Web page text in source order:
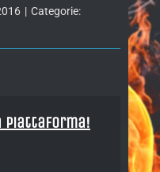
| Categorie:
piattaforma!